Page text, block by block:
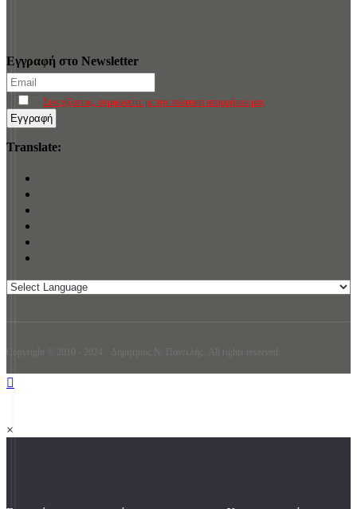
Εγγραφή στο Newsletter
Συνεχίζοντας, συμφωνείτε με την πολιτική απορρήτου μας
Translate:
Copyright © 2010 - 2024 · Δημήτριος N. Παντελής. All rights reserved.
×